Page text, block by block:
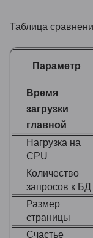
Таблица
Параметр
Время
загрузки
главной
Нагрузка на
CPU
Количество
запросов к БД
Размер
страницы
Счастье